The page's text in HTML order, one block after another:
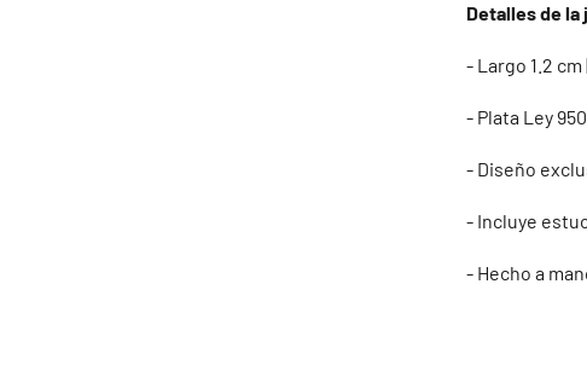
Detalles de la
- Largo 1.2 cm
- Plata Ley 950
- Diseño
- Incluye
- Hecho a